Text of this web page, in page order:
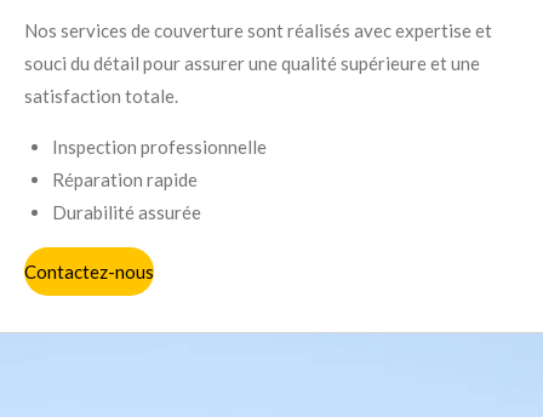
Nos services de couverture sont réalisés avec expertise et
souci du détail pour assurer une qualité supérieure et une
satisfaction totale.
Inspection professionnelle
Réparation rapide
Durabilité assurée
Contactez-nous